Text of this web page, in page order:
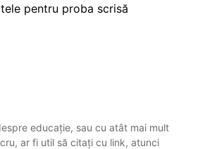
pentru proba scrisă
educație, sau cu atât mai mult
ar fi util să citați cu link, atunci